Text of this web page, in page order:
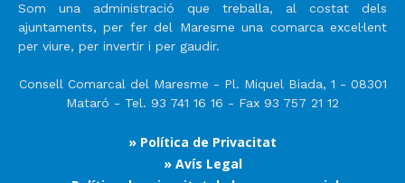
Som una administració que treballa, al costat dels
ajuntaments, per fer del Maresme una comarca excel·lent
per viure, per invertir i per gaudir.
Consell Comarcal del Maresme - Pl. Miquel Biada, 1 - 08301
Mataró - Tel. 93 741 16 16 - Fax 93 757 21 12
» Política de Privacitat
» Avís Legal